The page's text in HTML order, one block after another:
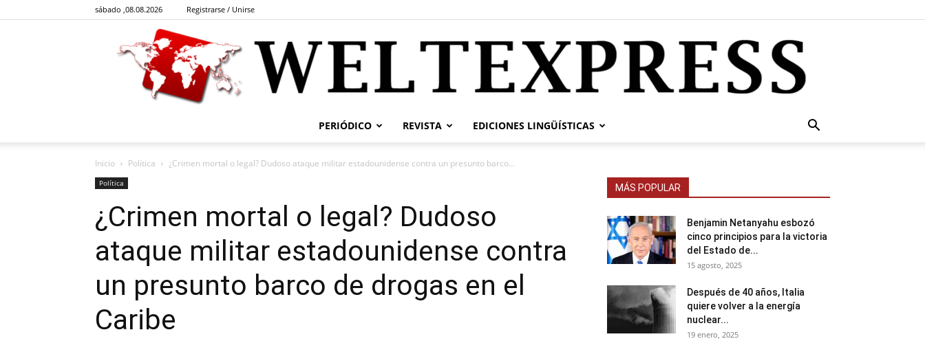
sábado ,08.08.2026 Registrarse / Unirse
PERIÓDICO REVISTA EDICIONES LINGÜÍSTICAS
Inicio Política ¿Crimen mortal o legal? Dudoso ataque militar estadounidense contra un presunto barco...
Política
¿Crimen mortal o legal? Dudoso
ataque militar estadounidense contra
un presunto barco de drogas en el
Caribe
MÁS POPULAR
Benjamin Netanyahu esbozó
cinco principios para la victoria
del Estado de...
15 agosto, 2025
Después de 40 años, Italia
quiere volver a la energía
nuclear...
19 enero, 2025